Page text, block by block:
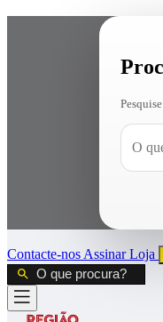
Contacte-nos AssinarLoja